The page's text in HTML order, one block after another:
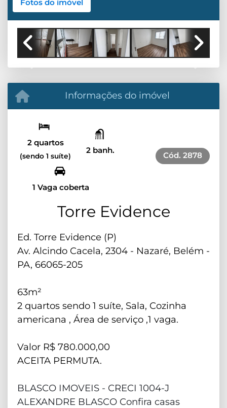
Fotos do imóvel
Informações do imóvel
2 quartos
(sendo 1 suíte)
2 banh.
1 Vaga coberta
Cód. 2878
Torre Evidence
Ed. Torre Evidence (P)
Av. Alcindo Cacela, 2304 - Nazaré, Belém -
PA, 66065-205
63m²
2 quartos sendo 1 suíte, Sala, Cozinha
americana , Área de serviço ,1 vaga.
Valor R$ 780.000,00
ACEITA PERMUTA.
BLASCO IMOVEIS - CRECI 1004-J
ALEXANDRE BLASCO Confira casas